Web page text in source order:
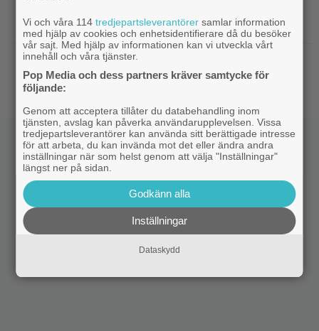
Robert Langdon-skådis
HBO Max|”Gilmore Girls” fyller 25 år –
återvänder med ny dokumentär
Vi och våra 114tredjepartsleverantörer samlar information
med hjälp av cookies och enhetsidentifierare då du besöker
vår sajt. Med hjälp av informationen kan vi utveckla vårt
innehåll och våra tjänster.
Pop Media och dess partners kräver samtycke för
följande:
Genom att acceptera tillåter du databehandling inom
tjänsten, avslag kan påverka användarupplevelsen. Vissa
tredjepartsleverantörer kan använda sitt berättigade intresse
för att arbeta, du kan invända mot det eller ändra andra
inställningar när som helst genom att välja "Inställningar"
längst ner på sidan.
Godkänn alla
Inställningar
Dataskydd